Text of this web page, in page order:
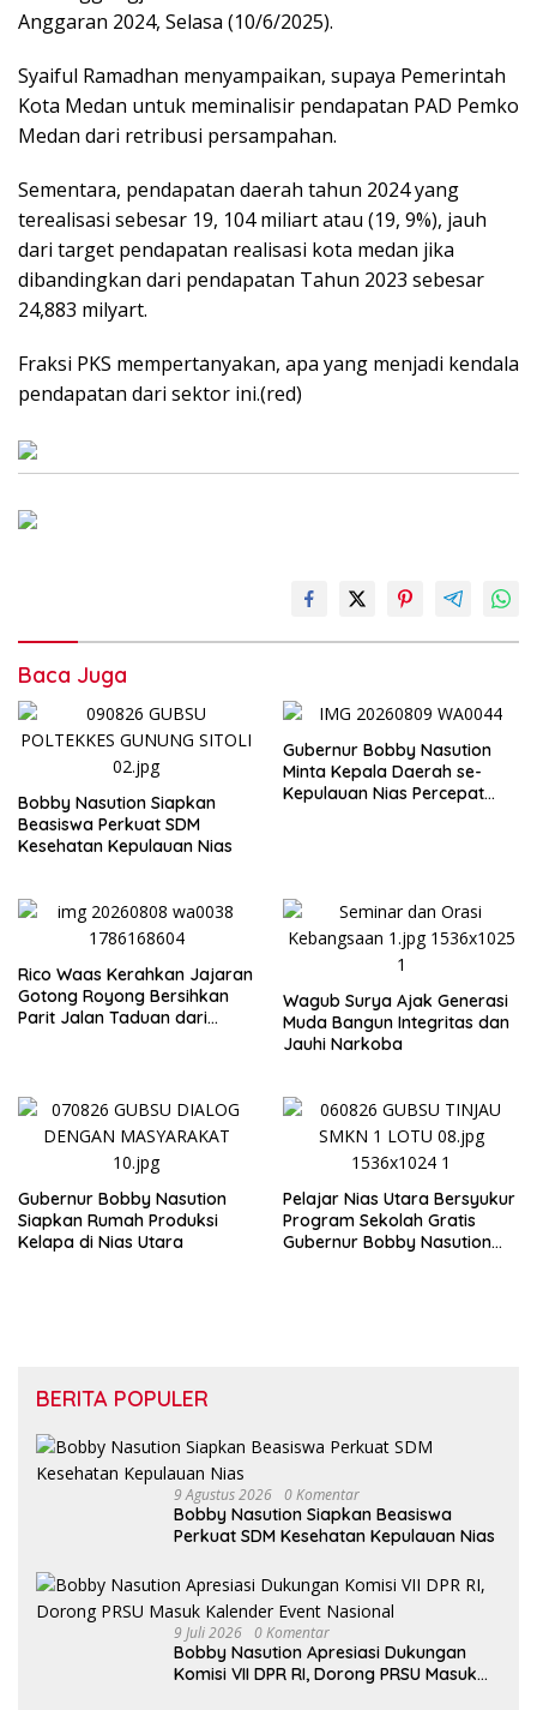
Anggaran 2024, Selasa (10/6/2025).
Syaiful Ramadhan menyampaikan, supaya Pemerintah
Kota Medan untuk meminalisir pendapatan PAD Pemko
Medan dari retribusi persampahan.
Sementara, pendapatan daerah tahun 2024 yang
terealisasi sebesar 19, 104 miliart atau (19, 9%), jauh
dari target pendapatan realisasi kota medan jika
dibandingkan dari pendapatan Tahun 2023 sebesar
24,883 milyart.
Fraksi PKS mempertanyakan, apa yang menjadi kendala
pendapatan dari sektor ini.(red)
Baca Juga
Bobby Nasution Siapkan
Beasiswa Perkuat SDM
Kesehatan Kepulauan Nias
Gubernur Bobby Nasution
Minta Kepala Daerah se-
Kepulauan Nias Percepat
Rico Waas Kerahkan Jajaran
Gotong Royong Bersihkan
Parit Jalan Taduan dari
Wagub Surya Ajak Generasi
Muda Bangun Integritas dan
Jauhi Narkoba
Gubernur Bobby Nasution
Siapkan Rumah Produksi
Kelapa di Nias Utara
Pelajar Nias Utara Bersyukur
Program Sekolah Gratis
Gubernur Bobby Nasution
BERITA POPULER
9 Agustus 2026 0 Komentar
Bobby Nasution Siapkan Beasiswa
Perkuat SDM Kesehatan Kepulauan Nias
9 Juli 2026 0 Komentar
Bobby Nasution Apresiasi Dukungan
Komisi VII DPR RI, Dorong PRSU Masuk